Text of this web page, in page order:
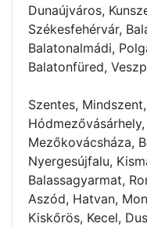
Dunaújváros,
Székesfehérvár,
Balatonalmádi,
Balatonfüred,
Szentes,
Mezőkovácsháza,
Nyergesújfalu,
Balassagyarmat,
Aszód, Hatvan,
Kiskőrös, Kecel,